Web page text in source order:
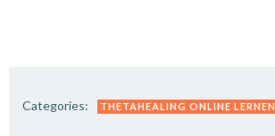
Categories: THETAHEALING ONLINE LERNEN